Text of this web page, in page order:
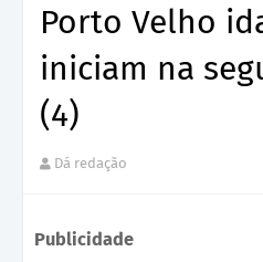
Porto Velho
iniciam na
(4)
Dá redação
Publicidade